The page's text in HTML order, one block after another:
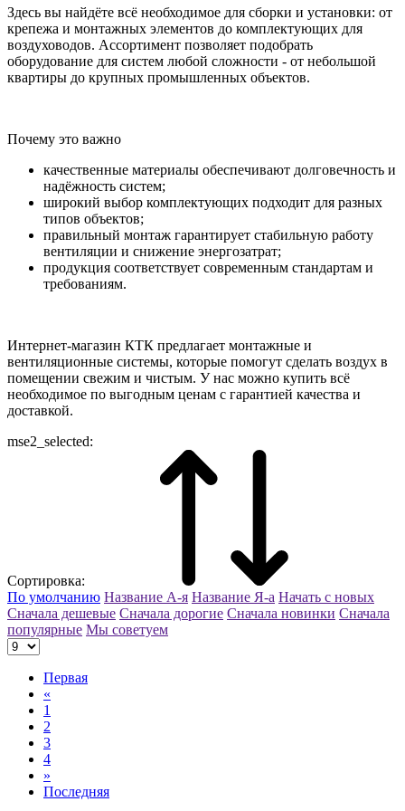
Здесь вы найдёте всё необходимое для сборки и установки: от
крепежа и монтажных элементов до комплектующих для
воздуховодов. Ассортимент позволяет подобрать
оборудование для систем любой сложности - от небольшой
квартиры до крупных промышленных объектов.
Почему это важно
качественные материалы обеспечивают долговечность и
надёжность систем;
широкий выбор комплектующих подходит для разных
типов объектов;
правильный монтаж гарантирует стабильную работу
вентиляции и снижение энергозатрат;
продукция соответствует современным стандартам и
требованиям.
Интернет-магазин КТК предлагает монтажные и
вентиляционные системы, которые помогут сделать воздух в
помещении свежим и чистым. У нас можно купить всё
необходимое по выгодным ценам с гарантией качества и
доставкой.
mse2_selected:
Сортировка:
По умолчанию Название А-я Название Я-а Начать с новых
Сначала дешевые Сначала дорогие Сначала новинки Сначала
популярные Мы советуем
Первая
«
1
2
3
4
»
Последняя